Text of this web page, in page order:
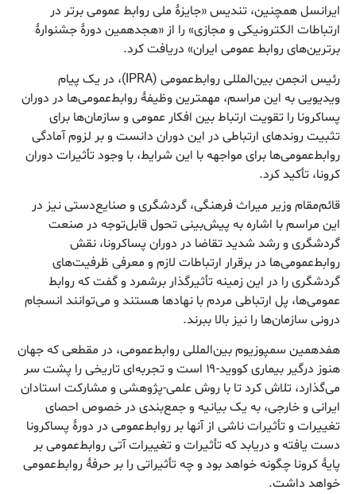
ایرانسل همچنین، تندیس «جایزۀ ملی روابط عمومی برتر در
ارتباطات الکترونیکی و مجازی» را از «هجدهمین دورۀ جشنوارۀ
برترین‌های روابط عمومی ایران» دریافت کرد.
رئیس انجمن بین‌المللی روابط‌عمومی (IPRA)، در یک پیام
ویدیویی به این مراسم، مهمترین وظیفۀ روابط‌عمومی‌ها در دوران
پساکرونا را تقویت ارتباط بین افکار عمومی و سازمان‌ها برای
تثبیت روندهای ارتباطی در این دوران دانست و بر لزوم آمادگی
روابط‌عمومی‌ها برای مواجهه با این شرایط، با وجود تأثیرات دوران
کرونا، تأکید کرد.
قائم‌مقام وزیر میراث فرهنگی، گردشگری و صنایع‌دستی نیز در
این مراسم با اشاره به پیش‌بینی تحول قابل‌توجه در صنعت
گردشگری و رشد شدید تقاضا در دوران پساکرونا، نقش
روابط‌عمومی‌ها در برقرار ارتباطات لازم و معرفی ظرفیت‌های
گردشگری را در این زمینه تأثیرگذار برشمرد و گفت که روابط
عمومی‌ها، پل ارتباطی مردم با نهادها هستند و می‌توانند انسجام
درونی سازمان‌ها را نیز بالا ببرند.
هفدهمین سمپوزیوم بین‌المللی روابط‌عمومی، در مقطعی که جهان
هنوز درگیر بیماری کووید-۱۹ است و تجربه‌ای تاریخی را پشت سر
می‌گذارد، تلاش کرد تا با روش علمی-پژوهشی و مشارکت استادان
ایرانی و خارجی، به یک بیانیه و جمع‌بندی در خصوص احصای
تغییرات و تأثیرات ناشی از آنها بر روابط‌عمومی در دورۀ پساکرونا
دست یافته و دریابد که تأثیرات و تغییرات آتی روابط‌عمومی بر
پایۀ کرونا چگونه خواهد بود و چه تأثیراتی را بر حرفۀ روابط‌عمومی
خواهد داشت.